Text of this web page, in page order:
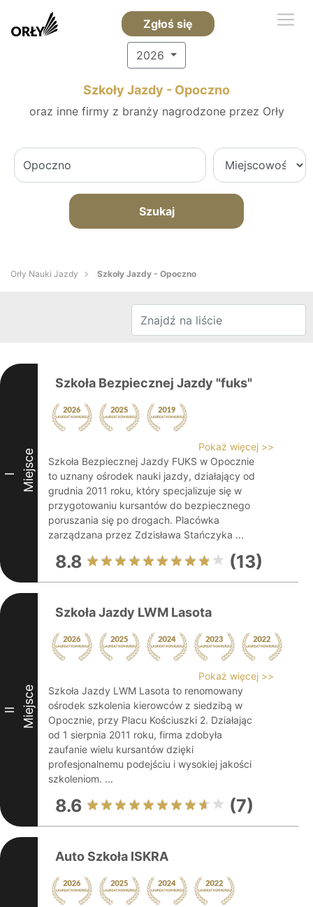
Zgłoś się
2026
Szkoły Jazdy - Opoczno
oraz inne firmy z branży nagrodzone przez Orły
Szukaj
Orły Nauki Jazdy Szkoły Jazdy - Opoczno
I Miejsce
Szkoła Bezpiecznej Jazdy "fuks"
Pokaż więcej >>
Szkoła Bezpiecznej Jazdy FUKS w Opocznie
to uznany ośrodek nauki jazdy, działający od
grudnia 2011 roku, który specjalizuje się w
przygotowaniu kursantów do bezpiecznego
poruszania się po drogach. Placówka
zarządzana przez Zdzisława Stańczyka ...
8.8 (13)
II Miejsce
Szkoła Jazdy LWM Lasota
Pokaż więcej >>
Szkoła Jazdy LWM Lasota to renomowany
ośrodek szkolenia kierowców z siedzibą w
Opocznie, przy Placu Kościuszki 2. Działając
od 1 sierpnia 2011 roku, firma zdobyła
zaufanie wielu kursantów dzięki
profesjonalnemu podejściu i wysokiej jakości
szkoleniom. ...
8.6 (7)
Auto Szkoła ISKRA